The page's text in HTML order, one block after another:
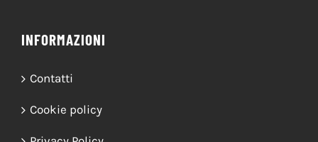
INFORMAZIONI
Contatti
Cookie policy